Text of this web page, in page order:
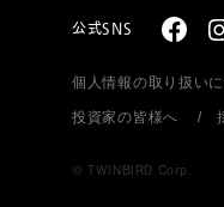
公式SNS
個人情報の取り扱い
投資家の皆様へ
© TWINBIRD Corp.